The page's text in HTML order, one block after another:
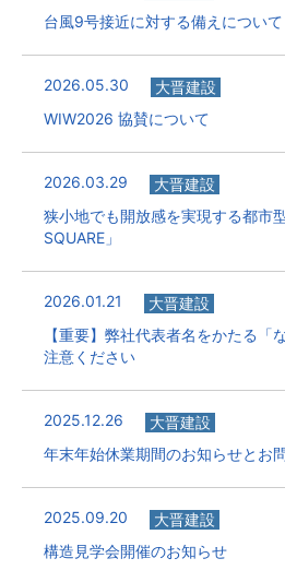
台風9号接近に対する備えについて
2026.05.30
大晋建設
WIW2026 協賛について
2026.03.29
大晋建設
狭小地でも開放感を実現する都市
SQUARE」
2026.01.21
大晋建設
【重要】弊社代表者名をかたる「
注意ください
2025.12.26
大晋建設
年末年始休業期間のお知らせとお
2025.09.20
大晋建設
構造見学会開催のお知らせ